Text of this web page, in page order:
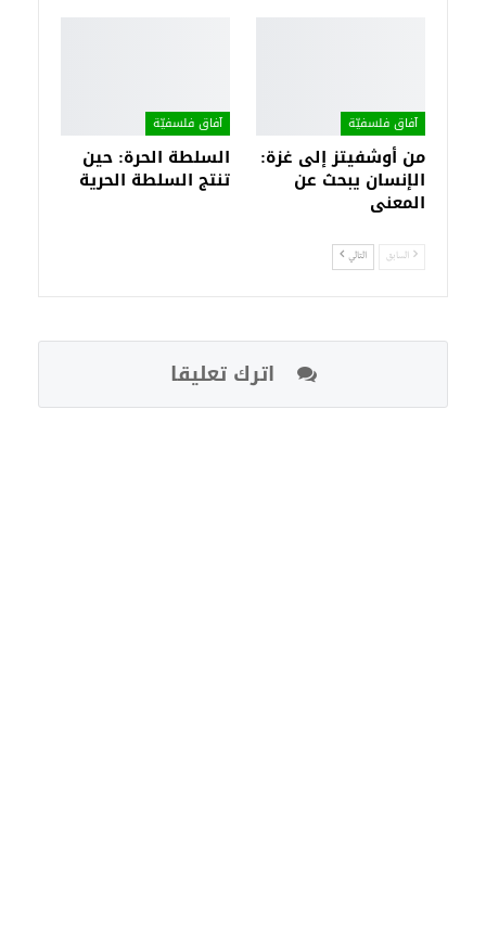
آفاق فلسفيّة‎
من أوشفيتز إلى غزة:
الإنسان يبحث عن
المعنى
آفاق فلسفيّة‎
السلطة الحرة: حين
تنتج السلطة الحرية
السابق التالي
اترك تعليقا